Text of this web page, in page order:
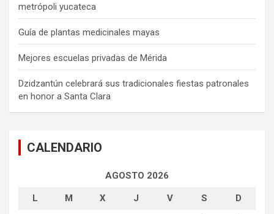
metrópoli yucateca
Guía de plantas medicinales mayas
Mejores escuelas privadas de Mérida
Dzidzantún celebrará sus tradicionales fiestas patronales
en honor a Santa Clara
CALENDARIO
AGOSTO 2026
L M X J V S D